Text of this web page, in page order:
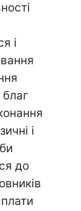
і
благ
і
до